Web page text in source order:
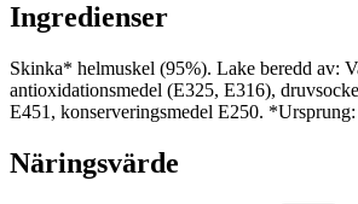
Ingredienser
Skinka* helmuskel (95%). Lake beredd av:
antioxidationsmedel (E325, E316),
E451, konserveringsmedel E250.
Näringsvärde